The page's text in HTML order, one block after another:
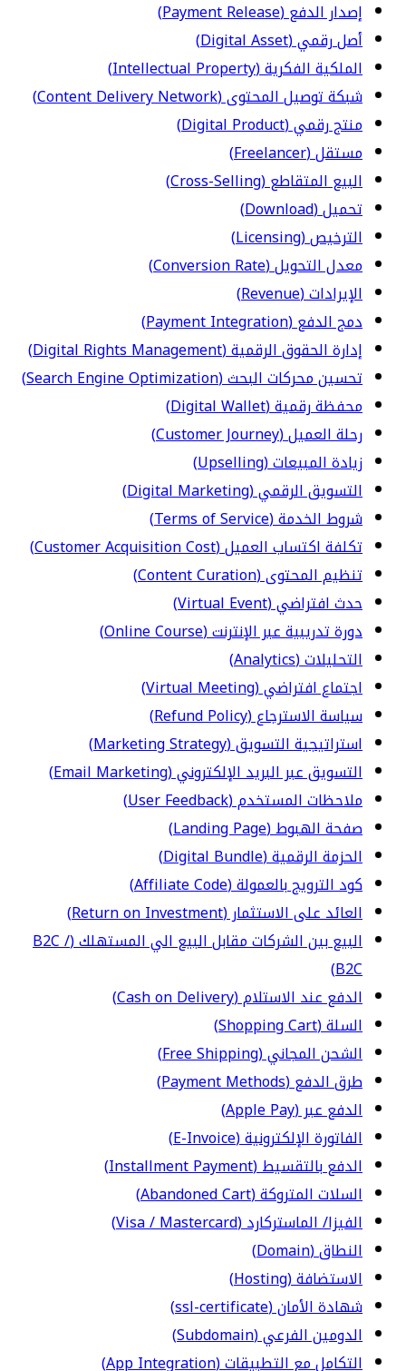
إصدار الدفع (Payment Release)
أصل رقمي (Digital Asset)
الملكية الفكرية (Intellectual Property)
شبكة توصيل المحتوى (Content Delivery Network)
منتج رقمي (Digital Product)
مستقل (Freelancer)
البيع المتقاطع (Cross-Selling)
تحميل (Download)
الترخيص (Licensing)
معدل التحويل (Conversion Rate)
الإيرادات (Revenue)
دمج الدفع (Payment Integration)
إدارة الحقوق الرقمية (Digital Rights Management)
تحسين محركات البحث (Search Engine Optimization)
محفظة رقمية (Digital Wallet)
رحلة العميل (Customer Journey)
زيادة المبيعات (Upselling)
التسويق الرقمي (Digital Marketing)
شروط الخدمة (Terms of Service)
تكلفة اكتساب العميل (Customer Acquisition Cost)
تنظيم المحتوى (Content Curation)
حدث افتراضي (Virtual Event)
دورة تدريبية عبر الإنترنت (Online Course)
التحليلات (Analytics)
اجتماع افتراضي (Virtual Meeting)
سياسة الاسترجاع (Refund Policy)
استراتيجية التسويق (Marketing Strategy)
التسويق عبر البريد الإلكتروني (Email Marketing)
ملاحظات المستخدم (User Feedback)
صفحة الهبوط (Landing Page)
الحزمة الرقمية (Digital Bundle)
كود الترويج بالعمولة (Affiliate Code)
العائد على الاستثمار (Return on Investment)
البيع بين الشركات مقابل البيع الي المستهلك (B2C /
B2C)
الدفع عند الاستلام (Cash on Delivery)
السلة (Shopping Cart)
الشحن المجاني (Free Shipping)
طرق الدفع (Payment Methods)
الدفع عبر (Apple Pay)
الفاتورة الإلكترونية (E-Invoice)
الدفع بالتقسيط (Installment Payment)
السلات المتروكة (Abandoned Cart)
الفيزا/ الماستركارد (Visa / Mastercard)
النطاق (Domain)
الاستضافة (Hosting)
شهادة الأمان (ssl-certificate)
الدومين الفرعي (Subdomain)
التكامل مع التطبيقات (App Integration)